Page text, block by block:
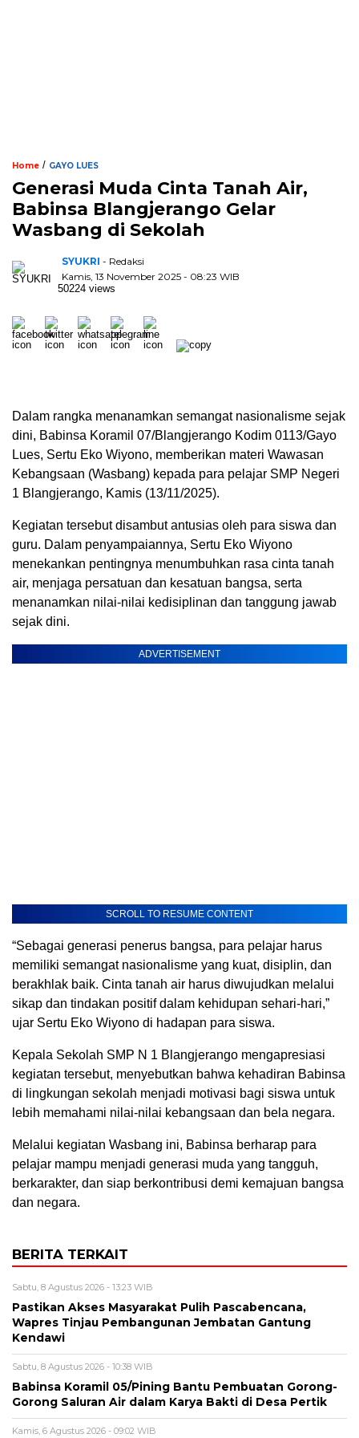
Home / GAYO LUES
Generasi Muda Cinta Tanah Air,
Babinsa Blangjerango Gelar
Wasbang di Sekolah
SYUKRI - Redaksi
Kamis, 13 November 2025 - 08:23 WIB
50224 views
Dalam rangka menanamkan semangat nasionalisme sejak
dini, Babinsa Koramil 07/Blangjerango Kodim 0113/Gayo
Lues, Sertu Eko Wiyono, memberikan materi Wawasan
Kebangsaan (Wasbang) kepada para pelajar SMP Negeri
1 Blangjerango, Kamis (13/11/2025).
Kegiatan tersebut disambut antusias oleh para siswa dan
guru. Dalam penyampaiannya, Sertu Eko Wiyono
menekankan pentingnya menumbuhkan rasa cinta tanah
air, menjaga persatuan dan kesatuan bangsa, serta
menanamkan nilai-nilai kedisiplinan dan tanggung jawab
sejak dini.
ADVERTISEMENT
SCROLL TO RESUME CONTENT
“Sebagai generasi penerus bangsa, para pelajar harus
memiliki semangat nasionalisme yang kuat, disiplin, dan
berakhlak baik. Cinta tanah air harus diwujudkan melalui
sikap dan tindakan positif dalam kehidupan sehari-hari,”
ujar Sertu Eko Wiyono di hadapan para siswa.
Kepala Sekolah SMP N 1 Blangjerango mengapresiasi
kegiatan tersebut, menyebutkan bahwa kehadiran Babinsa
di lingkungan sekolah menjadi motivasi bagi siswa untuk
lebih memahami nilai-nilai kebangsaan dan bela negara.
Melalui kegiatan Wasbang ini, Babinsa berharap para
pelajar mampu menjadi generasi muda yang tangguh,
berkarakter, dan siap berkontribusi demi kemajuan bangsa
dan negara.
BERITA TERKAIT
Sabtu, 8 Agustus 2026 - 13:23 WIB
Pastikan Akses Masyarakat Pulih Pascabencana,
Wapres Tinjau Pembangunan Jembatan Gantung
Kendawi
Sabtu, 8 Agustus 2026 - 10:38 WIB
Babinsa Koramil 05/Pining Bantu Pembuatan Gorong-
Gorong Saluran Air dalam Karya Bakti di Desa Pertik
Kamis, 6 Agustus 2026 - 09:02 WIB